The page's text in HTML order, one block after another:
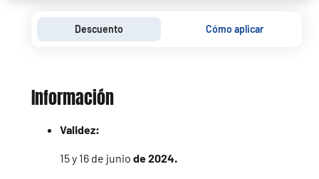
Descuento Cómo aplicar
Información
Validez:
15 y 16 de junio de 2024.